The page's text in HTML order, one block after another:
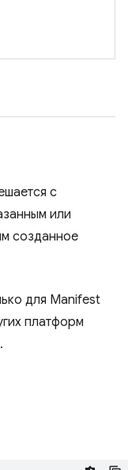
с
или
созданное
для Manifest
платформ